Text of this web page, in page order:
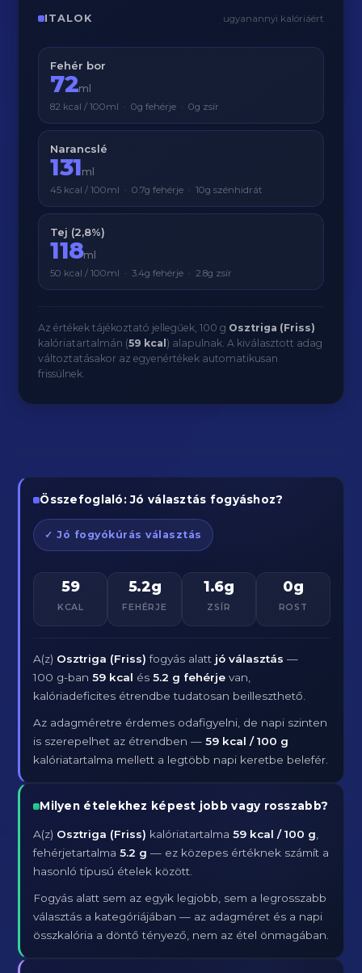
ITALOK ugyanannyi kalóriáért
Fehér bor
72ml
82 kcal / 100ml · 0g fehérje · 0g zsír
Narancslé
131ml
45 kcal / 100ml · 0.7g fehérje · 10g szénhidrát
Tej (2,8%)
118ml
50 kcal / 100ml · 3.4g fehérje · 2.8g zsír
Az értékek tájékoztató jellegűek, 100 g Osztriga (Friss)
kalóriatartalmán (59 kcal ) alapulnak. A kiválasztott adag
változtatásakor az egyenértékek automatikusan
frissülnek.
Összefoglaló: Jó választás fogyáshoz?
✓ Jó fogyókúrás választás
59
KCAL
5.2g
FEHÉRJE
1.6g
ZSÍR
0g
ROST
A(z) Osztriga (Friss) fogyás alatt jó választás —
100 g-ban59 kcal és5.2 g fehérje van,
kalóriadeficites étrendbe tudatosan beilleszthető.
Az adagméretre érdemes odafigyelni, de napi szinten
is szerepelhet az étrendben —59 kcal / 100 g
kalóriatartalma mellett a legtöbb napi keretbe belefér.
Milyen ételekhez képest jobb vagy rosszabb?
A(z) Osztriga (Friss) kalóriatartalma59 kcal / 100 g
fehérjetartalma5.2 g — ez közepes értéknek számít a
hasonló típusú ételek között.
Fogyás alatt sem az egyik legjobb, sem a legrosszabb
választás a kategóriájában — az adagméret és a napi
összkalória a döntő tényező, nem az étel önmagában.